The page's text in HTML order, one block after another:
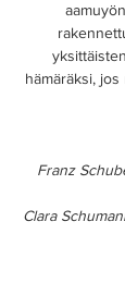
hämäräksi,
Franz
Clara